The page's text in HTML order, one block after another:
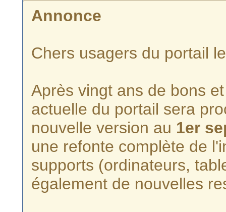
Annonce
Chers usagers du portail
Après vingt ans de bons
actuelle du portail sera
nouvelle version au 1er
une refonte complète de
supports (ordinateurs,
également de nouvelles